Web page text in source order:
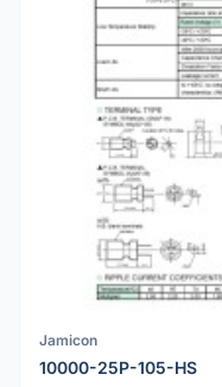
Jamicon
10000-25P-105-HS